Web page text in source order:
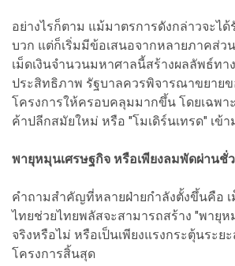
อย่างไรก็ตาม แม้มาตรการดังกล่าวจะได้
บวก แต่ก็เริ่มมีข้อเสนอจากหลายภาคส่ว
เม็ดเงินจำนวนมหาศาลนี้สร้างผลลัพธ์ทา
ประสิทธิภาพ รัฐบาลควรพิจารณาขยายข
โครงการให้ครอบคลุมมากขึ้น โดยเฉพา
ค้าปลีกสมัยใหม่ หรือ "โมเดิร์นเทรด" เข้
พายุหมุนเศรษฐกิจ หรือเพียงลมพัดผ่านชั่
คำถามสำคัญที่หลายฝ่ายกำลังตั้งขึ้นคือ เ
ไทยช่วยไทยพลัสจะสามารถสร้าง "พายุห
จริงหรือไม่ หรือเป็นเพียงแรงกระตุ้นระย
โครงการสิ้นสุด